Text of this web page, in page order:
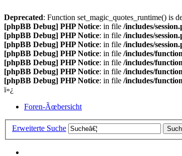
Deprecated: Function set_magic_quotes_runtime() is
[phpBB Debug] PHP Notice: in file /includes/
[phpBB Debug] PHP Notice: in file /includes/
[phpBB Debug] PHP Notice: in file /includes/
[phpBB Debug] PHP Notice: in file /includes/
[phpBB Debug] PHP Notice: in file /includes/
[phpBB Debug] PHP Notice: in file /includes/
[phpBB Debug] PHP Notice: in file /includes/
ï»¿
Foren-Ãœbersicht
Erweiterte Suche